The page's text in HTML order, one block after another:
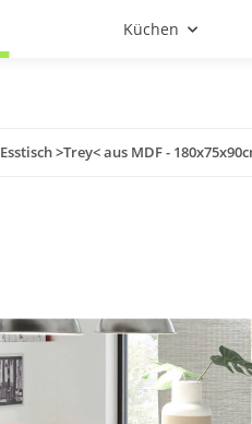
Küchen
Esstisch >Trey< aus MDF -